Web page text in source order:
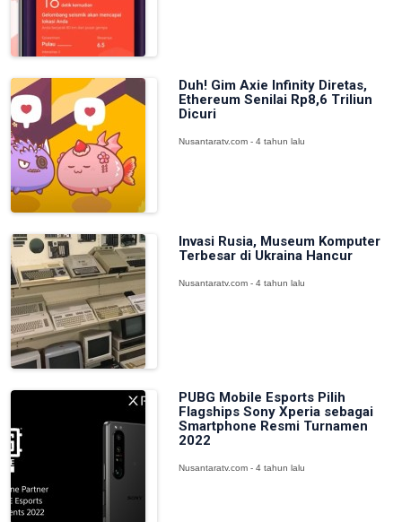
Duh! Gim Axie Infinity Diretas,
Ethereum Senilai Rp8,6 Triliun
Dicuri
Nusantaratv.com - 4 tahun lalu
Invasi Rusia, Museum Komputer
Terbesar di Ukraina Hancur
Nusantaratv.com - 4 tahun lalu
PUBG Mobile Esports Pilih
Flagships Sony Xperia sebagai
Smartphone Resmi Turnamen
2022
Nusantaratv.com - 4 tahun lalu